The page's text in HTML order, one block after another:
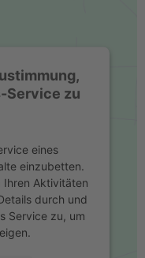
Service zu
eines
einzubetten.
Ihren Aktivitäten
durch und
Service zu, um